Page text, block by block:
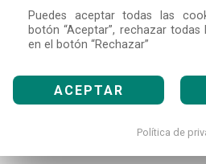
Puedes aceptar todas las
botón “Aceptar”, rechazar
en el botón “Rechazar”
ACEPTAR
Política de